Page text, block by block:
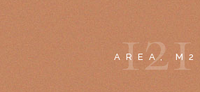
121
AREA, M2